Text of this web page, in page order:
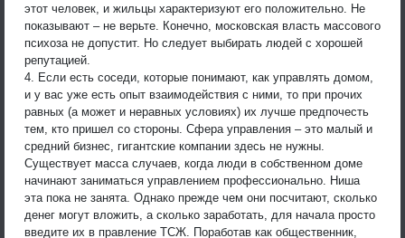
этот человек, и жильцы характеризуют его положительно. Не
показывают – не верьте. Конечно, московская власть массового
психоза не допустит. Но следует выбирать людей с хорошей
репутацией.
4. Если есть соседи, которые понимают, как управлять домом,
и у вас уже есть опыт взаимодействия с ними, то при прочих
равных (а может и неравных условиях) их лучше предпочесть
тем, кто пришел со стороны. Сфера управления – это малый и
средний бизнес, гигантские компании здесь не нужны.
Существует масса случаев, когда люди в собственном доме
начинают заниматься управлением профессионально. Ниша
эта пока не занята. Однако прежде чем они посчитают, сколько
денег могут вложить, а сколько заработать, для начала просто
введите их в правление ТСЖ. Поработав как общественник,